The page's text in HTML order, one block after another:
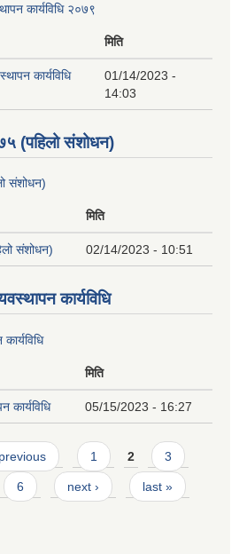
कार्यविधि २०७९
मिति
कार्यविधि
01/14/2023 -
14:03
(पहिलो संशोधन)
संशोधन)
मिति
संशोधन) 02/14/2023 - 10:51
कार्यविधि
मिति
कार्यविधि 05/15/2023 - 16:27
1 2 3
6 next › last »